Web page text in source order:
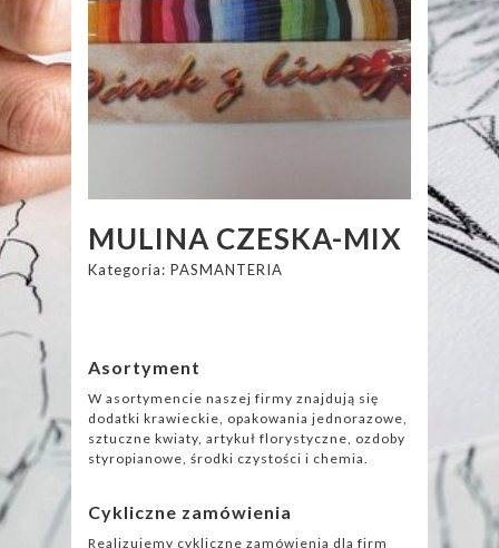
MULINA CZESKA-MIX
Kategoria: PASMANTERIA
Asortyment
W asortymencie naszej firmy znajdują się
dodatki krawieckie, opakowania jednorazowe,
sztuczne kwiaty, artykuł florystyczne, ozdoby
styropianowe, środki czystości i chemia.
Cykliczne zamówienia
Realizujemy cykliczne zamówienia dla firm